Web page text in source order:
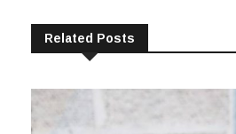
Related Posts